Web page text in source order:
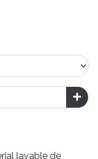
lavable de